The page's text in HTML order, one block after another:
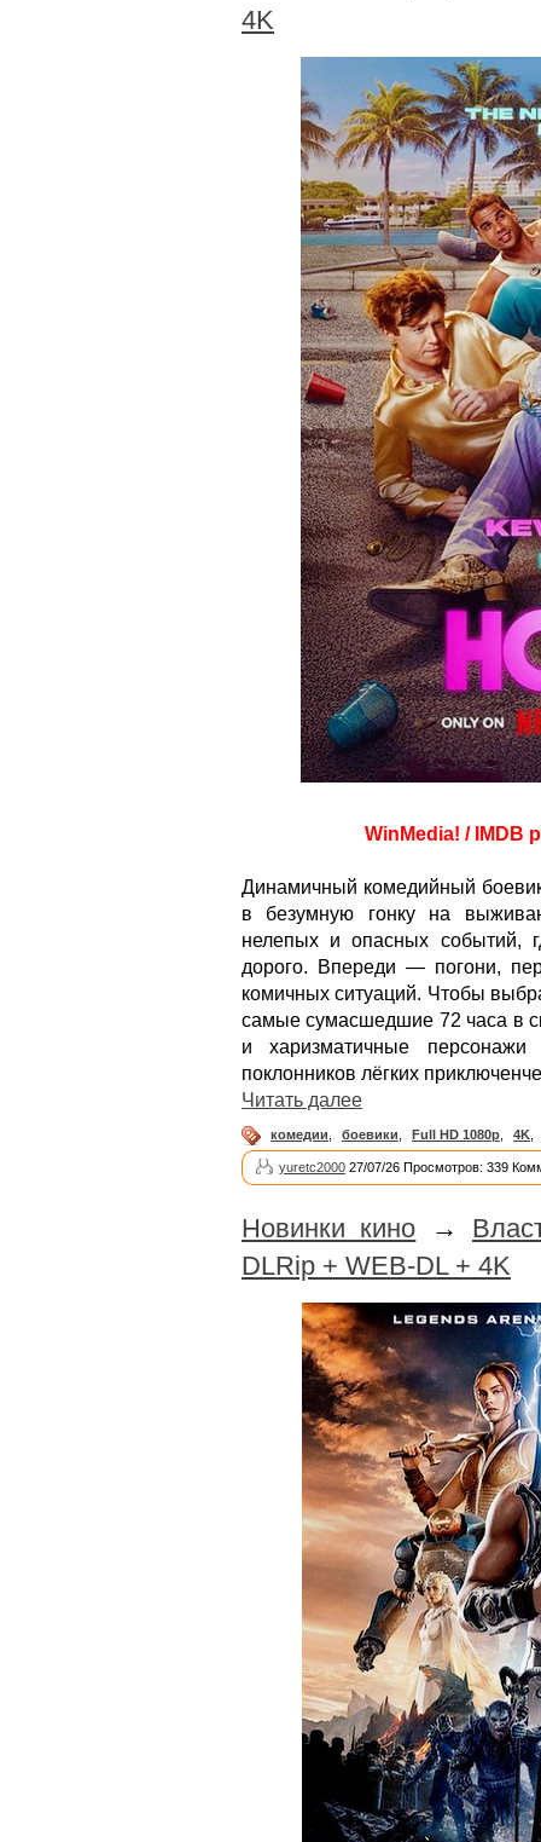
4K
WinMedia! / IMDB
Динамичный комедийный
в безумную гонку на
нелепых и опасных событий,
дорого. Впереди — погони,
комичных ситуаций. Чтобы
самые сумасшедшие 72 часа в
и харизматичные
поклонников лёгких
Читать далее
комедии боевики Full HD 1080p 4K
yuretc2000 27/07/26 Просмотров: 339
Новинки кино →
DLRip + WEB-DL + 4K